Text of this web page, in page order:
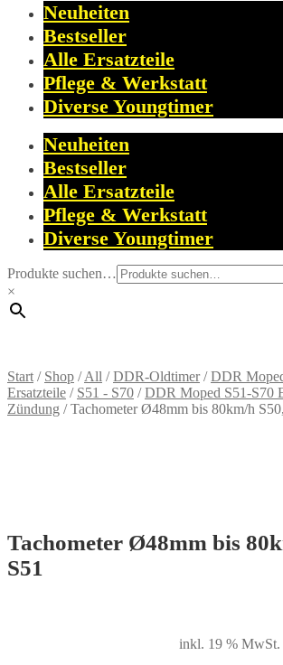
Neuheiten
Bestseller
Alle Ersatzteile
Pflege & Werkstatt
Diverse Youngtimer
Neuheiten
Bestseller
Alle Ersatzteile
Pflege & Werkstatt
Diverse Youngtimer
Produkte suchen…
×
Start / Shop /All /DDR-Oldtimer/DDR
Ersatzteile / S51 - S70 /DDR Moped S51-S70
Zündung /Tachometer Ø48mm bis 80km/h
Tachometer Ø48mm bis
S51
inkl. 19 % MwSt.